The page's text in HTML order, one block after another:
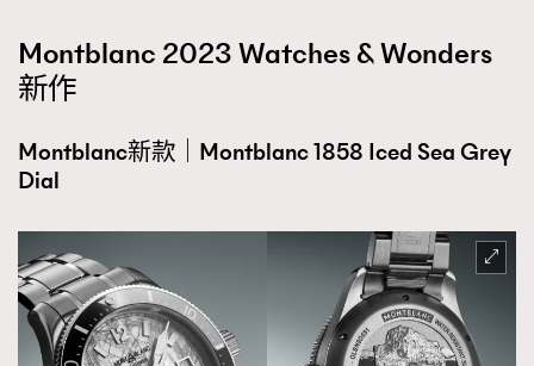
Montblanc 2023 Watches & Wonders
新作
Montblanc新款｜Montblanc 1858 Iced Sea Grey
Dial